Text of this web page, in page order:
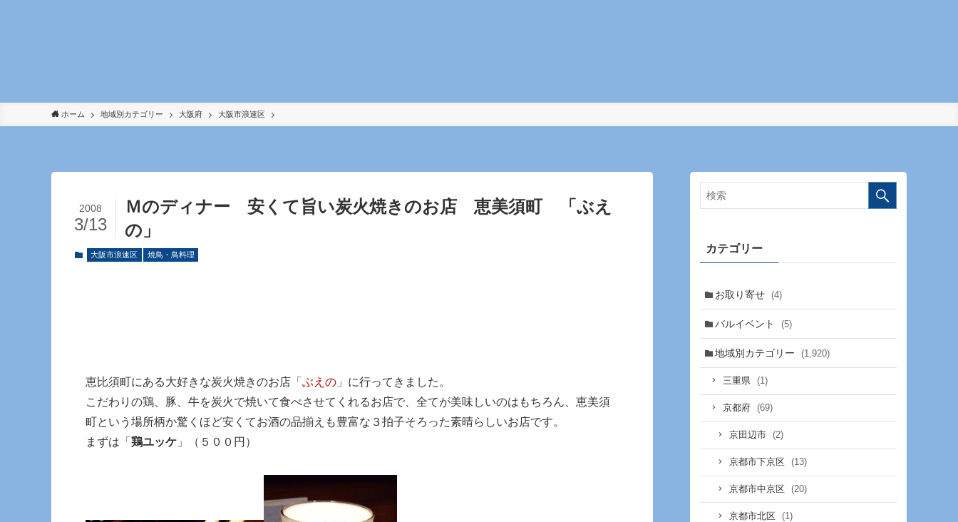
ホーム 地域別カテゴリー 大阪府 大阪市浪速区
Ｍのディナー 安くて旨い炭火焼きのお店 恵美須町 「ぶえ
の」
2008
3/13
大阪市浪速区 焼鳥・鳥料理
恵比須町にある大好きな炭火焼きのお店「 ぶえの 」に行ってきました。
こだわりの鶏、豚、牛を炭火で焼いて食べさせてくれるお店で、全てが美味しいのはもちろん、恵美須
町という場所柄か驚くほど安くてお酒の品揃えも豊富な３拍子そろった素晴らしいお店です。
まずは「 鶏ユッケ 」（５００円）
カテゴリー
お取り寄せ (4)
バルイベント (5)
地域別カテゴリー (1,920)
三重県 (1)
京都府 (69)
京田辺市 (2)
京都市下京区 (13)
京都市中京区 (20)
京都市北区 (1)